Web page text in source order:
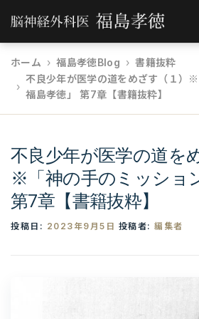
ン
福島孝徳とは 福島式
ギャラリー 提携病院
ホーム 福島孝徳Blog
書籍抜粋
不良少年が医学の道をめざす（１）
福島孝徳」 第7章【書籍抜粋】
不良少年が医学の道を
※「神の手のミッショ
第7章【書籍抜粋】
投稿日: 2023年9月5日 投稿者: 編集者